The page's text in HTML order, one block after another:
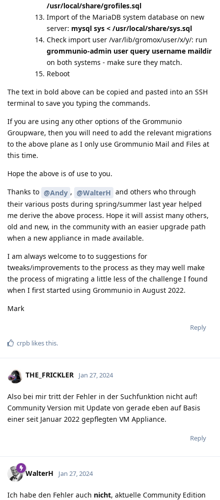
/usr/local/share/grofiles.sql
Import of the MariaDB system database on new
server: mysql sys < /usr/local/share/sys.sql
Check import user /var/lib/gromox/user/x/y/: run
grommunio-admin user query username maildir
on both systems - make sure they match.
Reboot
The text in bold above can be copied and pasted into an SSH
terminal to save you typing the commands.
If you are using any other options of the Grommunio
Groupware, then you will need to add the relevant migrations
to the above plane as I only use Grommunio Mail and Files at
this time.
Hope the above is of use to you.
Thanks to @Andy , @WalterH and others who through
their various posts during spring/summer last year helped
me derive the above process. Hope it will assist many others,
old and new, in the community with an easier upgrade path
when a new appliance in made available.
I am always welcome to to suggestions for
tweaks/improvements to the process as they may well make
the process of migrating a little less of the challenge I found
when I first started using Grommunio in August 2022.
Mark
Reply
crpb likes this.
THE_FRICKLER Jan 27, 2024
Also bei mir tritt der Fehler in der Suchfunktion nicht auf!
Community Version mit Update von gerade eben auf Basis
einer seit Januar 2022 gepflegten VM Appliance.
Reply
WalterH Jan 27, 2024
Ich habe den Fehler auch nicht, aktuelle Community Edition